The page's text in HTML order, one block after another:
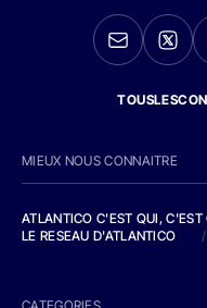
MIEUX NOUS CONNAITRE
ATLANTICO C'EST QUI, C'EST
LE RESEAU D'ATLANTICO
/